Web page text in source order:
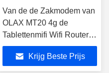
Van de de Zakmodem van
OLAX MT20 4g de
Tablettenmifi Wifi Router
150mbps met Sim Card
Krijg Beste Prijs